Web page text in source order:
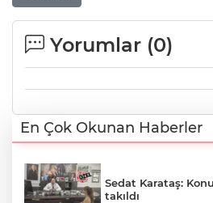
Yorumlar (0)
En Çok Okunan Haberler
Sedat Karataş:
takıldı